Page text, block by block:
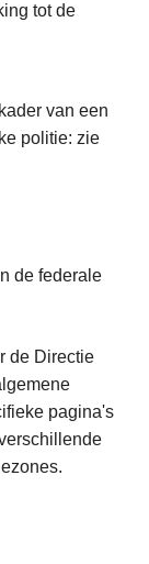
tot de
van een
politie: zie
de federale
de Directie
pagina's